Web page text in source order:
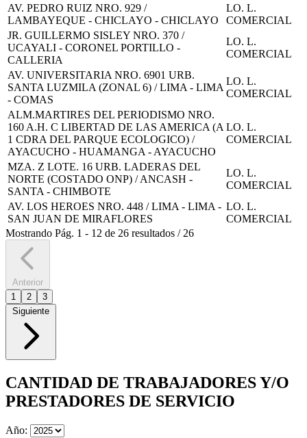
AV. PEDRO RUIZ NRO. 929 /
LAMBAYEQUE - CHICLAYO - CHICLAYO
LO. L.
COMERCIAL
JR. GUILLERMO SISLEY NRO. 370 /
UCAYALI - CORONEL PORTILLO -
CALLERIA
LO. L.
COMERCIAL
AV. UNIVERSITARIA NRO. 6901 URB.
SANTA LUZMILA (ZONAL 6) / LIMA - LIMA
- COMAS
LO. L.
COMERCIAL
ALM.MARTIRES DEL PERIODISMO NRO.
160 A.H. C LIBERTAD DE LAS AMERICA (A
1 CDRA DEL PARQUE ECOLOGICO) /
AYACUCHO - HUAMANGA - AYACUCHO
LO. L.
COMERCIAL
MZA. Z LOTE. 16 URB. LADERAS DEL
NORTE (COSTADO ONP) / ANCASH -
SANTA - CHIMBOTE
LO. L.
COMERCIAL
AV. LOS HEROES NRO. 448 / LIMA - LIMA -
SAN JUAN DE MIRAFLORES
LO. L.
COMERCIAL
Mostrando Pág. 1 - 12 de 26 resultados / 26
Anterior
1
2
3
Siguiente
CANTIDAD DE TRABAJADORES Y/O
PRESTADORES DE SERVICIO
Año: